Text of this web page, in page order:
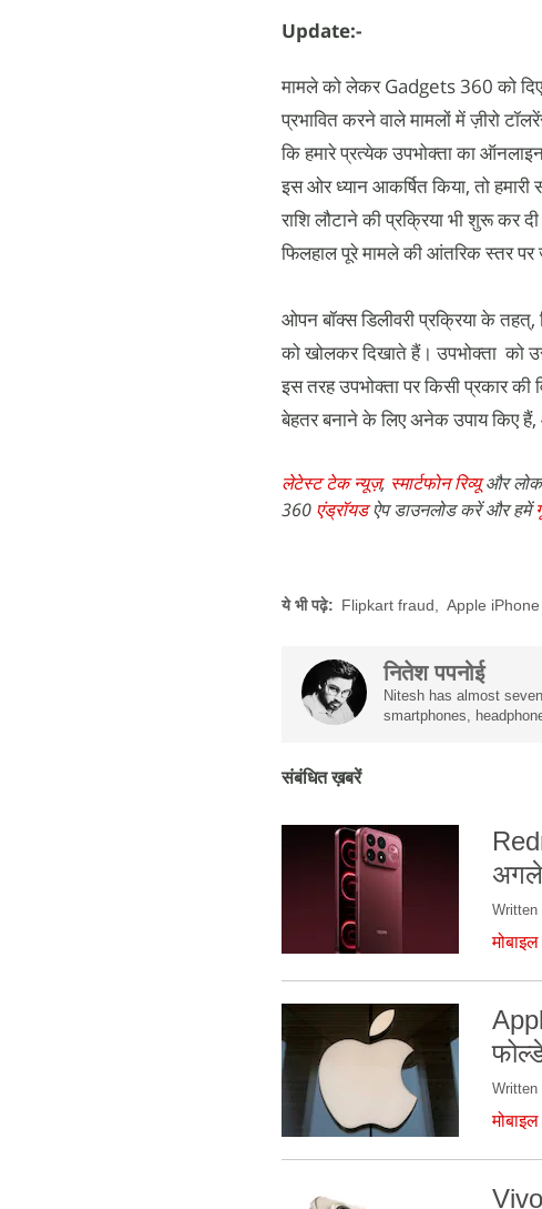
Update:-
मामले को लेकर Gadgets 360 को
प्रभावित करने वाले मामलों में ज़ीरो
कि हमारे प्रत्‍येक उपभोक्‍ता का
इस ओर ध्‍यान आकर्षित किया, तो
राशि लौटाने की प्रक्रिया भी शुरू कर
फिलहाल पूरे मामले की आंतरिक स्‍तर पर
ओपन बॉक्‍स डिलीवरी प्रक्रिया के तहत्,
को खोलकर दिखाते हैं। उपभोक्‍ता को
इस तरह उपभोक्‍ता पर किसी प्रकार की
बेहतर बनाने के लिए अनेक उपाय किए
लेटेस्ट टेक न्यूज़, स्मार्टफोन रिव्यूऔर
360 एंड्रॉयडऐप डाउनलोड करें और हमें
ये भी पढ़े: Flipkart fraud Apple
नितेश पपनोई
Nitesh has almost
smartphones,
संबंधित ख़बरें
अगले
मोबाइल
मोबाइल